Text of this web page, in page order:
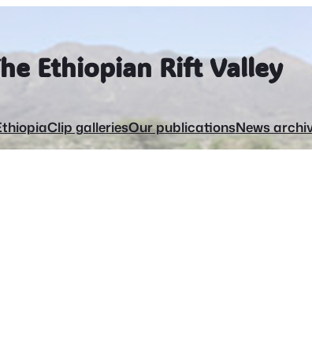
Ethiopian Rift Valley
Clip galleriesOur publicationsNews